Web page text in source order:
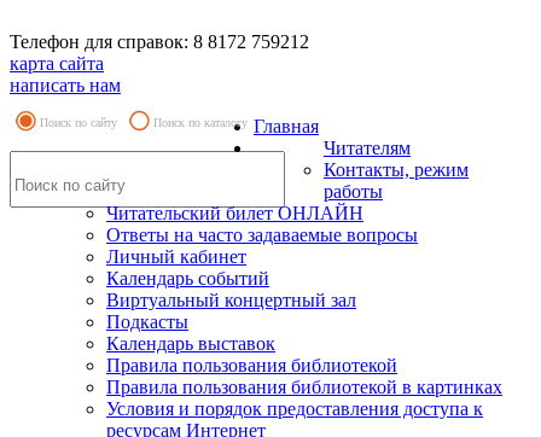
Телефон для справок: 8 8172 759212
карта сайта
написать нам
Поиск по сайту Поиск по каталогу Главная
Читателям
Контакты, режим
работы
Читательский билет ОНЛАЙН
Ответы на часто задаваемые вопросы
Личный кабинет
Календарь событий
Виртуальный концертный зал
Подкасты
Календарь выставок
Правила пользования библиотекой
Правила пользования библиотекой в картинках
Условия и порядок предоставления доступа к
ресурсам Интернет